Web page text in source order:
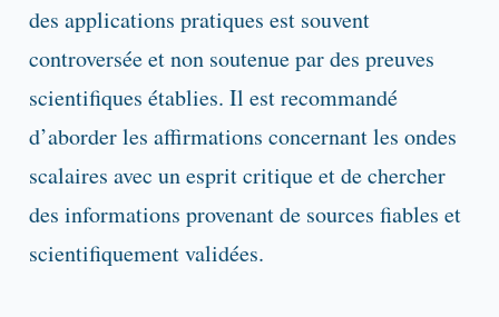
des applications pratiques est souvent
controversée et non soutenue par des preuves
scientifiques établies. Il est recommandé
d’aborder les affirmations concernant les ondes
scalaires avec un esprit critique et de chercher
des informations provenant de sources fiables et
scientifiquement validées.